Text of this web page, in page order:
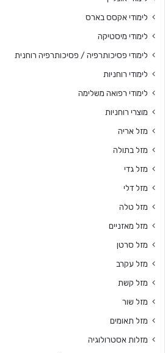
לימודי אקסס בארס
לימודי מיסטיקה
לימודי פסיכותרפיה / פסיכותרפיה רוחנית
לימודי רוחניות
לימודי רפואה משלימה
מוצרי רוחניות
מזל אריה
מזל בתולה
מזל גדי
מזל דלי
מזל טלה
מזל מאזניים
מזל סרטן
מזל עקרב
מזל קשת
מזל שור
מזל תאומים
מזלות אסטרולוגיה